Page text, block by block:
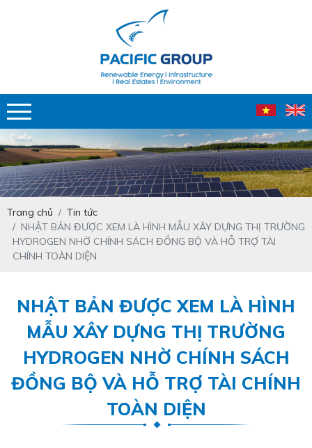
Trang chủ
Tin tức
NHẬT BẢN ĐƯỢC XEM LÀ HÌNH MẪU XÂY DỰNG THỊ TRƯỜNG
HYDROGEN NHỜ CHÍNH SÁCH ĐỒNG BỘ VÀ HỖ TRỢ TÀI
CHÍNH TOÀN DIỆN
NHẬT BẢN ĐƯỢC XEM LÀ HÌNH
MẪU XÂY DỰNG THỊ TRƯỜNG
HYDROGEN NHỜ CHÍNH SÁCH
ĐỒNG BỘ VÀ HỖ TRỢ TÀI CHÍNH
TOÀN DIỆN